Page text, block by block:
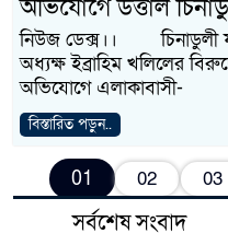
অভিযোগে উত্তাল
নিউজ ডেক্স।। চিনাডুলী
অধ্যক্ষ ইব্রাহিম খলিলের
অভিযোগে এলাকাবাসী-
বিস্তারিত পড়ুন..
01 02 03
সর্বশেষ সংবাদ